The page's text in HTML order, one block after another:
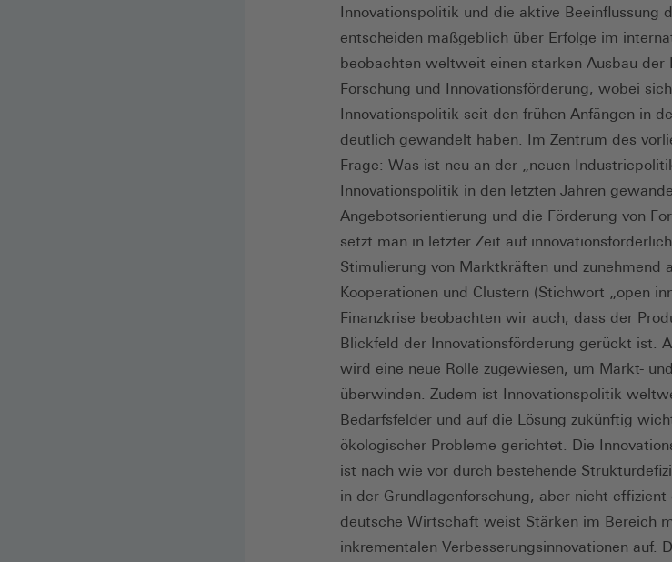
Innovationspolitik und die aktive Beeinflussung
entscheiden maßgeblich über Erfolge im
beobachten weltweit einen starken Ausbau der
Forschung und Innovationsförderung, wobei
Innovationspolitik seit den frühen Anfängen in
deutlich gewandelt haben. Im Zentrum des
Frage: Was ist neu an der „neuen
Innovationspolitik in den letzten Jahren
Angebotsorientierung und die Förderung von
setzt man in letzter Zeit auf
Stimulierung von Marktkräften und zunehmend
Kooperationen und Clustern (Stichwort „open
Finanzkrise beobachten wir auch, dass der
Blickfeld der Innovationsförderung gerückt ist.
wird eine neue Rolle zugewiesen, um Markt-
überwinden. Zudem ist Innovationspolitik
Bedarfsfelder und auf die Lösung zukünftig
ökologischer Probleme gerichtet. Die
ist nach wie vor durch bestehende
in der Grundlagenforschung, aber nicht
deutsche Wirtschaft weist Stärken im Bereich
inkrementalen Verbesserungsinnovationen auf.